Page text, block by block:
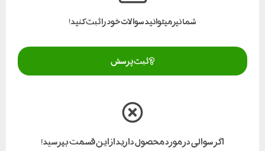
شما نیز میتوانید سوالات خود را ثبت کنید!
ثبت پرسش
اگر سوالی در مورد محصول دارید از این قسمت بپرسید!